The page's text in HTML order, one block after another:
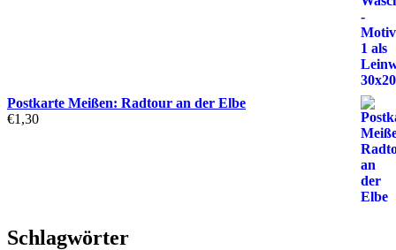
Postkarte Meißen: Radtour an der Elbe
€1,30
Schlagwörter